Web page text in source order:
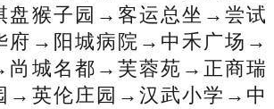
猴子园→客运总坐→尝试
府→阳城病院→中禾广场→
尚城名都→芙蓉苑→正商瑞
→英伦庄园→汉武小学→中